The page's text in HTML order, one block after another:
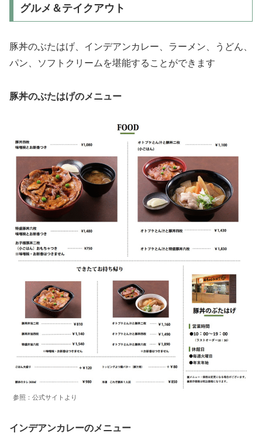
グルメ＆テイクアウト
豚丼のぶたはげ、インデアンカレー、ラーメン、うどん、
パン、ソフトクリームを堪能することができます
豚丼のぶたはげのメニュー
参照：公式サイトより
インデアンカレーのメニュー